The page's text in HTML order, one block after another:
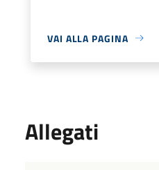
VAI ALLA PAGINA
Allegati